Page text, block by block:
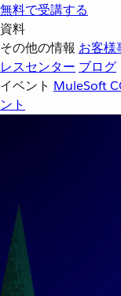
無料で受講する
資料
その他の情報 お客様
レスセンター ブログ
イベント MuleSoft
ント